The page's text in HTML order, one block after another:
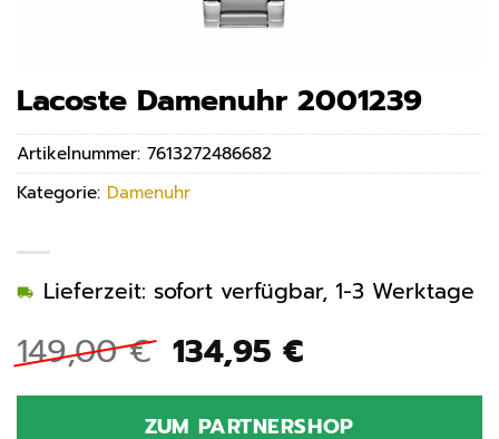
Lacoste Damenuhr 2001239
149,00€ Ursprünglicher
Preis
war:
134,95 €Aktueller
ist:
Lieferzeit: sofort verfügbar, 1-3 Werktage
ZUM PARTNERSHOP
Artikelnummer: 7613272486682
Kategorie: Damenuhr